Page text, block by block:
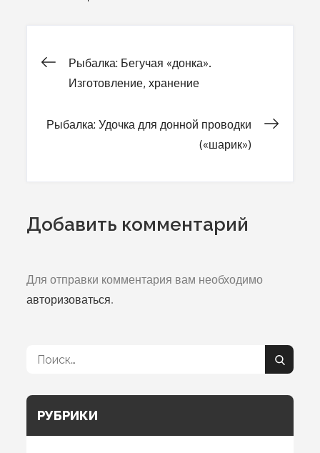
Навигация
по
Рыбалка: Бегучая «донка».
Изготовление, хранение
Рыбалка: Удочка для донной проводки
(«шарик»)
Добавить комментарий
Для отправки комментария вам необходимо
авторизоваться.
Поиск:
Поиск
РУБРИКИ